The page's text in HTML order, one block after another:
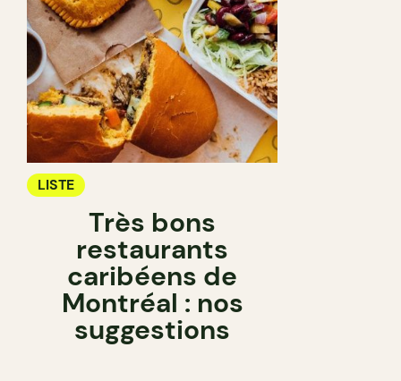
LISTE
Très bons
restaurants
caribéens de
Montréal : nos
suggestions